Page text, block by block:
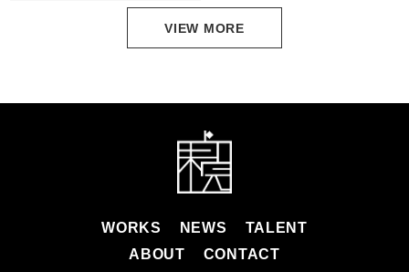
VIEW MORE
WORKS NEWS
TALENT
ABOUT
CONTACT